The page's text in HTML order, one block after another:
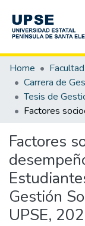
Communities &
All of DSpace
Statistics
Home
Factores
Gestión
UPSE,